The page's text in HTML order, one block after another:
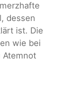
dessen
ist. Die
wie bei
Atemnot